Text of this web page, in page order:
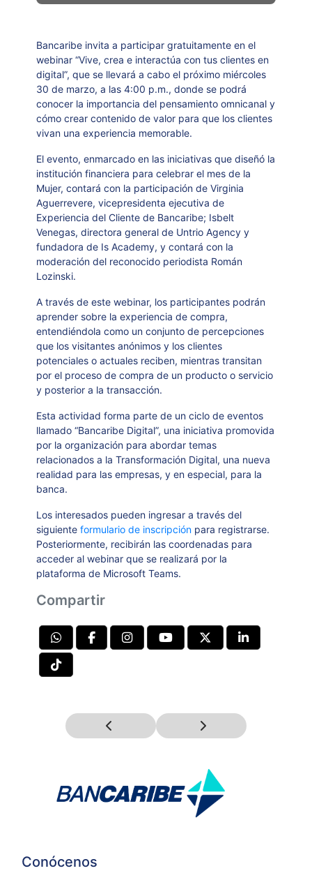
Bancaribe invita a participar gratuitamente en el
webinar “Vive, crea e interactúa con tus clientes en
digital”, que se llevará a cabo el próximo miércoles
30 de marzo, a las 4:00 p.m., donde se podrá
conocer la importancia del pensamiento omnicanal y
cómo crear contenido de valor para que los clientes
vivan una experiencia memorable.
El evento, enmarcado en las iniciativas que diseñó la
institución financiera para celebrar el mes de la
Mujer, contará con la participación de Virginia
Aguerrevere, vicepresidenta ejecutiva de
Experiencia del Cliente de Bancaribe; Isbelt
Venegas, directora general de Untrio Agency y
fundadora de Is Academy, y contará con la
moderación del reconocido periodista Román
Lozinski.
A través de este webinar, los participantes podrán
aprender sobre la experiencia de compra,
entendiéndola como un conjunto de percepciones
que los visitantes anónimos y los clientes
potenciales o actuales reciben, mientras transitan
por el proceso de compra de un producto o servicio
y posterior a la transacción.
Esta actividad forma parte de un ciclo de eventos
llamado “Bancaribe Digital”, una iniciativa promovida
por la organización para abordar temas
relacionados a la Transformación Digital, una nueva
realidad para las empresas, y en especial, para la
banca.
Los interesados pueden ingresar a través del
siguienteformulario de inscripción para registrarse.
Posteriormente, recibirán las coordenadas para
acceder al webinar que se realizará por la
plataforma de Microsoft Teams.
Compartir
Conócenos